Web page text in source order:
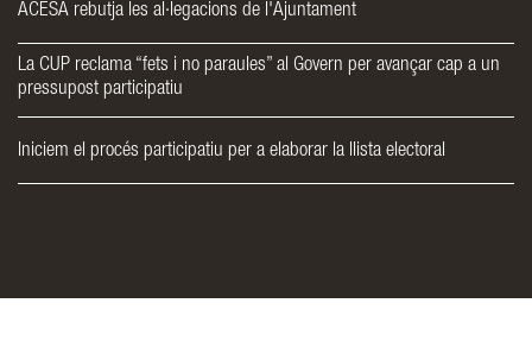
ACESA rebutja les al·legacions de l'Ajuntament
La CUP reclama “fets i no paraules” al Govern per avançar cap a un
pressupost participatiu
Iniciem el procés participatiu per a elaborar la llista electoral